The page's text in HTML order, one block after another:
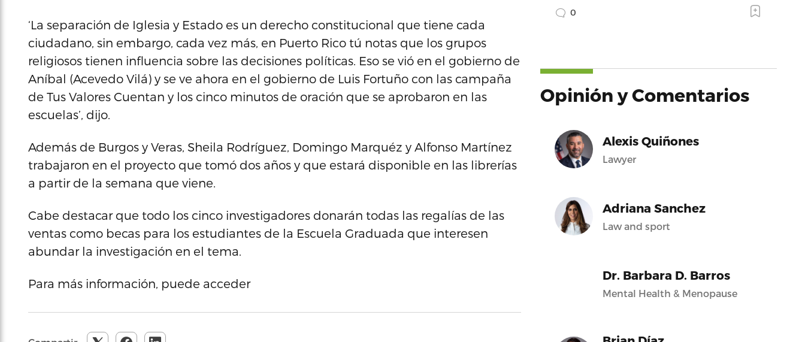
‘La separación de Iglesia y Estado es un derecho constitucional que tiene cada
ciudadano, sin embargo, cada vez más, en Puerto Rico tú notas que los grupos
religiosos tienen influencia sobre las decisiones políticas. Eso se vió en el gobierno de
Aníbal (Acevedo Vilá) y se ve ahora en el gobierno de Luis Fortuño con las campaña
de Tus Valores Cuentan y los cinco minutos de oración que se aprobaron en las
escuelas’, dijo.
Además de Burgos y Veras, Sheila Rodríguez, Domingo Marquéz y Alfonso Martínez
trabajaron en el proyecto que tomó dos años y que estará disponible en las librerías
a partir de la semana que viene.
Cabe destacar que todo los cinco investigadores donarán todas las regalías de las
ventas como becas para los estudiantes de la Escuela Graduada que interesen
abundar la investigación en el tema.
Para más información, puede acceder
0
Opinión y Comentarios
Alexis Quiñones
Lawyer
Adriana Sanchez
Law and sport
Dr. Barbara D. Barros
Mental Health & Menopause